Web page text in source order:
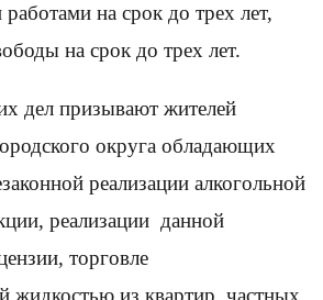
на срок до трех лет,
на срок до трех лет.
дел призывают жителей
округа обладающих
реализации алкогольной
реализации данной
торговле